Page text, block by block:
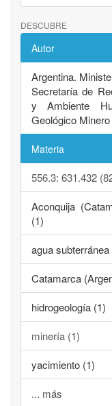
DESCUBRE
Autor
Argentina.
Secretaría de
y Ambiente
Geológico
Materia
556.3: 631.432
Aconquija
(1)
agua subterránea
Catamarca
hidrogeología (1)
minería (1)
yacimiento (1)
... más